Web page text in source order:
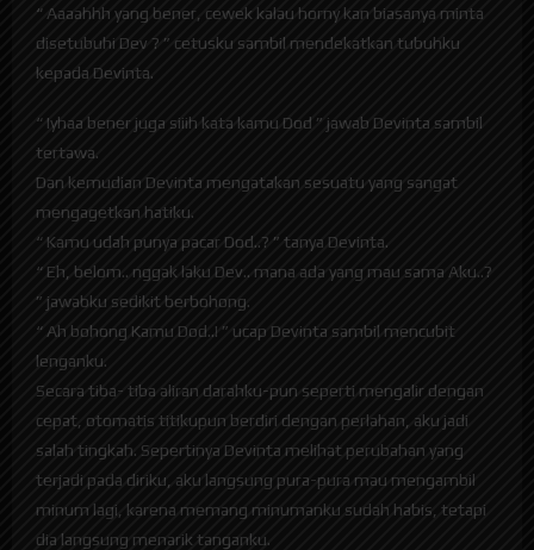
“ Aaaahhh yang bener, cewek kalau horny kan biasanya minta
disetubuhi Dev ? ” cetusku sambil mendekatkan tubuhku
kepada Devinta.
“ Iyhaa bener juga siiih kata kamu Dod ” jawab Devinta sambil
tertawa.
Dan kemudian Devinta mengatakan sesuatu yang sangat
mengagetkan hatiku.
“ Kamu udah punya pacar Dod..? ” tanya Devinta.
“ Eh, belom.. nggak laku Dev.. mana ada yang mau sama Aku..?
” jawabku sedikit berbohong.
“ Ah bohong Kamu Dod..! ” ucap Devinta sambil mencubit
lenganku.
Secara tiba- tiba aliran darahku-pun seperti mengalir dengan
cepat, otomatis titikupun berdiri dengan perlahan, aku jadi
salah tingkah. Sepertinya Devinta melihat perubahan yang
terjadi pada diriku, aku langsung pura-pura mau mengambil
minum lagi, karena memang minumanku sudah habis, tetapi
dia langsung menarik tanganku.